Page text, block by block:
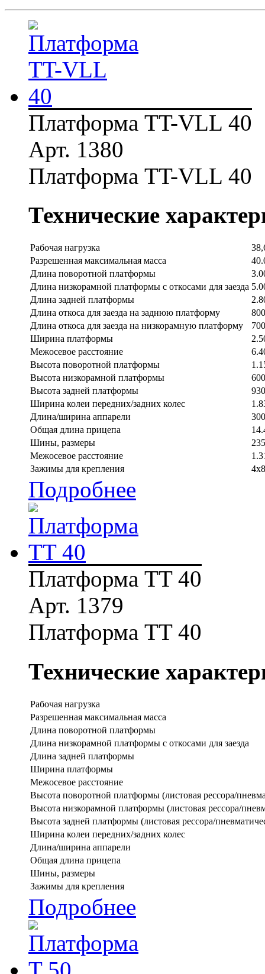
Платформа TT-VLL 40
Арт. 1380
Платформа TT-VLL 40
Технические
Рабочая нагрузка
Разрешенная максимальная масса
Длина поворотной платформы
Длина низкорамной платформы с откосами для заезда
Длина задней платформы
Длина откоса для заезда на заднюю платформу
Длина откоса для заезда на низкорамную платформу
Ширина платформы
Межосевое расстояние
Высота поворотной платформы
Высота низкорамной платформы
Высота задней платформы
Ширина колеи передних/задних колес
Длина/ширина аппарели
Общая длина прицепа
Шины, размеры
Межосевое расстояние
Зажимы для крепления
Подробнее
Платформа TT 40
Арт. 1379
Платформа TT 40
Технические
Рабочая нагрузка
Разрешенная максимальная масса
Длина поворотной платформы
Длина низкорамной платформы с откосами для заезда
Длина задней платформы
Ширина платформы
Межосевое расстояние
Высота поворотной платформы (листовая рессора/
Высота низкорамной платформы (листовая рессора/
Высота задней платформы (листовая рессора/
Ширина колеи передних/задних колес
Длина/ширина аппарели
Общая длина прицепа
Шины, размеры
Зажимы для крепления
Подробнее